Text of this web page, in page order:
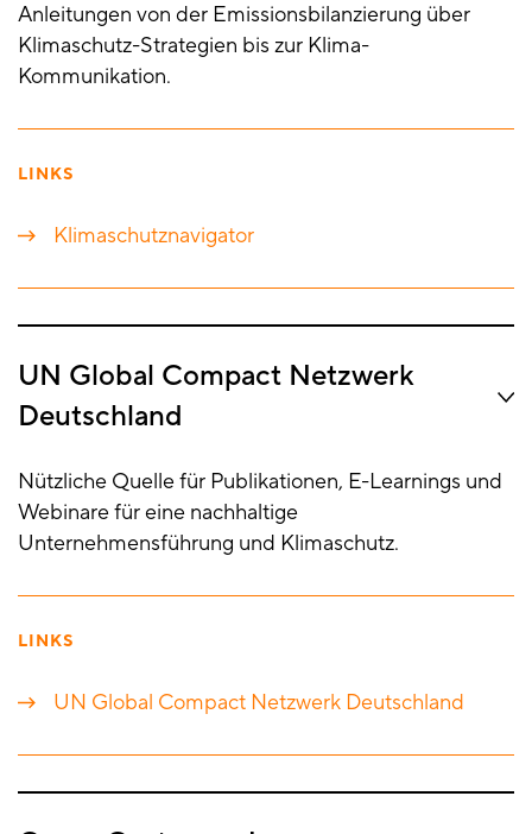
Anleitungen von der Emissionsbilanzierung über
Klimaschutz-Strategien bis zur Klima-
Kommunikation.
LINKS
Klimaschutznavigator
UN Global Compact Netzwerk
Deutschland
Nützliche Quelle für Publikationen, E-Learnings und
Webinare für eine nachhaltige
Unternehmensführung und Klimaschutz.
LINKS
UN Global Compact Netzwerk Deutschland